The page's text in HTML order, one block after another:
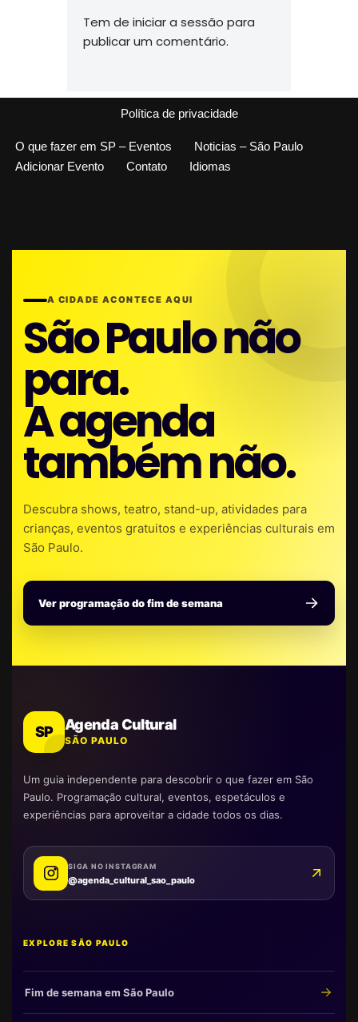
Tem de iniciar a sessão para
publicar um comentário.
Política de privacidade
O que fazer em SP – Eventos
Noticias – São Paulo
Adicionar Evento
Contato Idiomas
A CIDADE ACONTECE AQUI
São Paulo não
para.
A agenda
também não.
Descubra shows, teatro, stand-up, atividades para
crianças, eventos gratuitos e experiências culturais em
São Paulo.
Ver programação do fim de semana
SP Agenda Cultural
SÃO PAULO
Um guia independente para descobrir o que fazer em São
Paulo. Programação cultural, eventos, espetáculos e
experiências para aproveitar a cidade todos os dias.
SIGA NO INSTAGRAM
@agenda_cultural_sao_paulo
EXPLORE SÃO PAULO
Fim de semana em São Paulo